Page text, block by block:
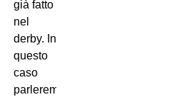
già fatto
nel
derby. In
questo
caso
parleremmo